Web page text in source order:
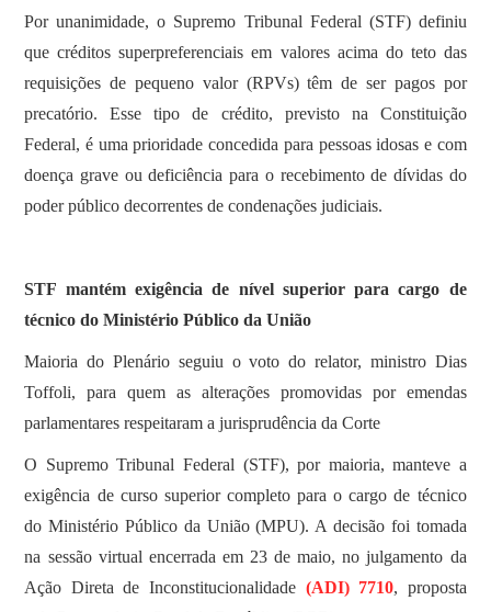
Por unanimidade, o Supremo Tribunal Federal (STF) definiu
que créditos superpreferenciais em valores acima do teto das
requisições de pequeno valor (RPVs) têm de ser pagos por
precatório. Esse tipo de crédito, previsto na Constituição
Federal, é uma prioridade concedida para pessoas idosas e com
doença grave ou deficiência para o recebimento de dívidas do
poder público decorrentes de condenações judiciais.
STF mantém exigência de nível superior para cargo de
técnico do Ministério Público da União
Maioria do Plenário seguiu o voto do relator, ministro Dias
Toffoli, para quem as alterações promovidas por emendas
parlamentares respeitaram a jurisprudência da Corte
O Supremo Tribunal Federal (STF), por maioria, manteve a
exigência de curso superior completo para o cargo de técnico
do Ministério Público da União (MPU). A decisão foi tomada
na sessão virtual encerrada em 23 de maio, no julgamento da
Ação Direta de Inconstitucionalidade (ADI) 7710, proposta